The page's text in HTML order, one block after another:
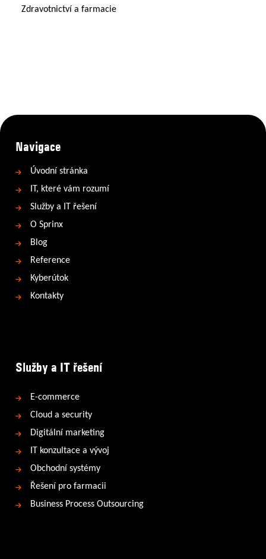
Zdravotnictví a farmacie
Navigace
Úvodní stránka
IT, které vám rozumí
Služby a IT řešení
O Sprinx
Blog
Reference
Kyberútok
Kontakty
Služby a IT řešení
E-commerce
Cloud a security
Digitální marketing
IT konzultace a vývoj
Obchodní systémy
Řešení pro farmacii
Business Process Outsourcing